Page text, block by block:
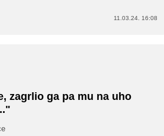
11.03.24. 16:08
zagrlio ga pa mu na uho